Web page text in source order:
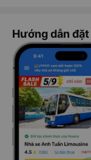
Hướng dẫn